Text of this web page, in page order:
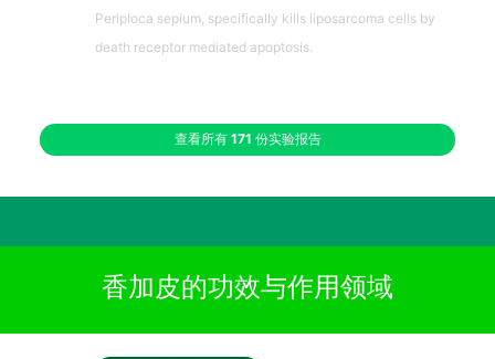
Periploca sepium, specifically kills liposarcoma cells by
death receptor mediated apoptosis.
查看所有 171 份实验报告
香加皮的功效与作用领域